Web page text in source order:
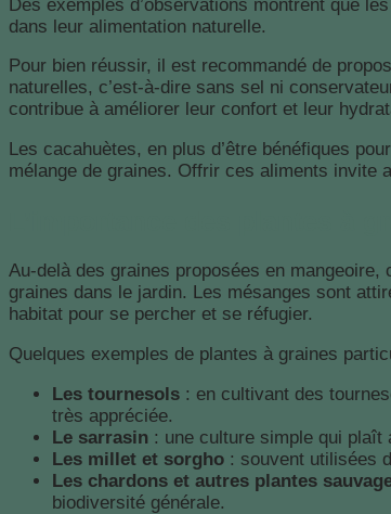
Des exemples d’observations montrent que
dans leur alimentation naturelle.
Pour bien réussir, il est recommandé de
naturelles, c’est-à-dire sans sel ni
contribue à améliorer leur confort et leur
Les cacahuètes, en plus d’être bénéfiques
mélange de graines. Offrir ces aliments invite
Au-delà des graines proposées en
graines dans le jardin. Les mésanges sont
habitat pour se percher et se réfugier.
Quelques exemples de plantes à graines
Les tournesols : en cultivant des
très appréciée.
Le sarrasin : une culture simple qui plaît
Les millet et sorgho : souvent utilisées
Les chardons et autres plantes
biodiversité générale.